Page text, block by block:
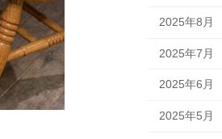
2025年8月
2025年7月
2025年6月
2025年5月